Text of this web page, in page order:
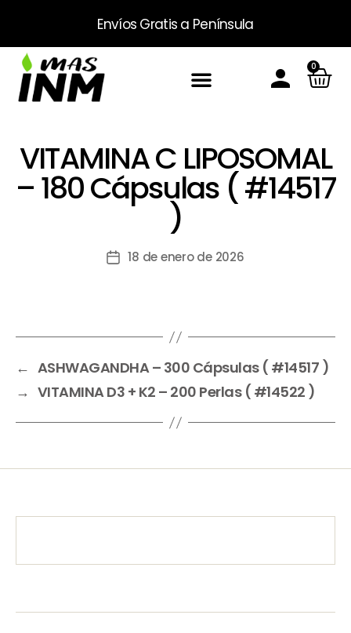
Envíos Gratis a Península
0
VITAMINA C LIPOSOMAL
– 180 Cápsulas ( #14517
)
18 de enero de 2026
← ASHWAGANDHA – 300 Cápsulas ( #14517 )
→ VITAMINA D3 + K2 – 200 Perlas ( #14522 )